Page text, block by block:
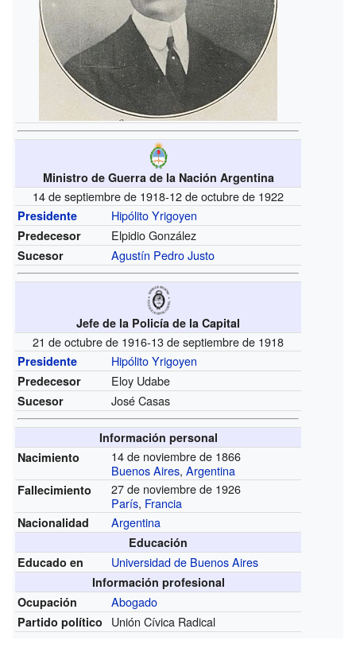
Ministro de Guerra de la Nación Argentina
14 de septiembre de 1918-12 de octubre de 1922
Presidente Hipólito Yrigoyen
Predecesor Elpidio González
Sucesor Agustín Pedro Justo
Jefe de la Policía de la Capital
21 de octubre de 1916-13 de septiembre de 1918
Presidente Hipólito Yrigoyen
Predecesor Eloy Udabe
Sucesor José Casas
Información personal
Nacimiento
14 de noviembre de 1866
Buenos Aires,Argentina
Fallecimiento
27 de noviembre de 1926
París, Francia
Nacionalidad Argentina
Educación
Educado en
Universidad de Buenos Aires
Información profesional
Ocupación
Abogado
Partido político Unión Cívica Radical